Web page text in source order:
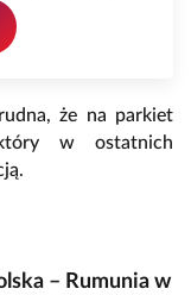
że na parkiet
w ostatnich
– Rumunia w